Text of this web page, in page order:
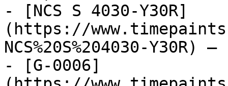
- [NCS S 4030-Y30R]
(https://
NCS%20S%204030-Y30R)
- [G-0006]